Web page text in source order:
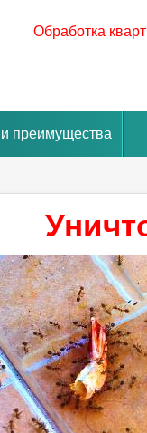
Обработка
преимущества